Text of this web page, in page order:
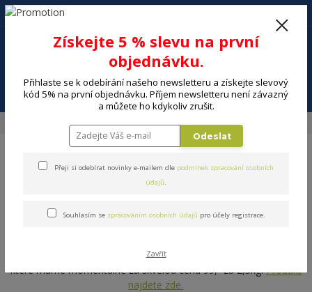
Menu
+420 602 494 600
Zahradní grily
Nezapomeňte si k objednávce grilu přidat také grilovací uhlí,
které máme momentálně za skvělou cenu 99,- za 2,5kg.Produkt
najdete zde.
Získejte 5 % slevu na první
objednávku.
Přihlaste se k odebírání našeho newsletteru a získejte slevový
kód 5% na první objednávku. Příjem newsletteru není závazný
a můžete ho kdykoliv zrušit.
Odeslat
Přeji si odebírat novinky e-mailem dle podmínek zpracování osobních
údajů.
Souhlasím se zpracováním osobních údajů pro účely registrace.
Zavřít